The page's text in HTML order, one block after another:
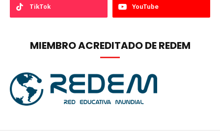
TikTok YouTube
MIEMBRO ACREDITADO DE REDEM